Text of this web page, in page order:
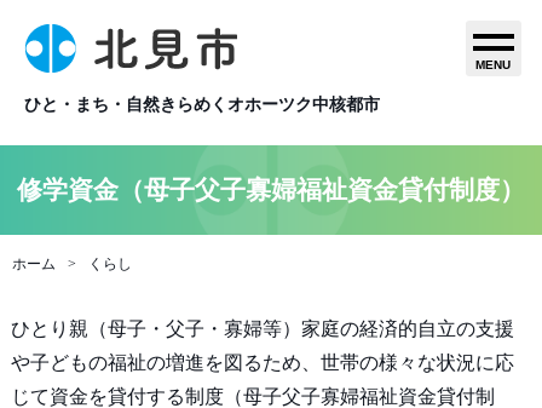
ひと・まち・自然きらめくオホーツク中核都市
MENU
修学資金（母子父子寡婦福祉資金貸付制度）
ホーム くらし
ひとり親（母子・父子・寡婦等）家庭の経済的自立の支援
や子どもの福祉の増進を図るため、世帯の様々な状況に応
じて資金を貸付する制度（母子父子寡婦福祉資金貸付制